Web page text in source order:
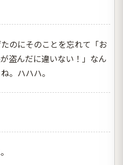
のにそのことを忘れて「お
盗んだに違いない！」なん
。ハハハ。